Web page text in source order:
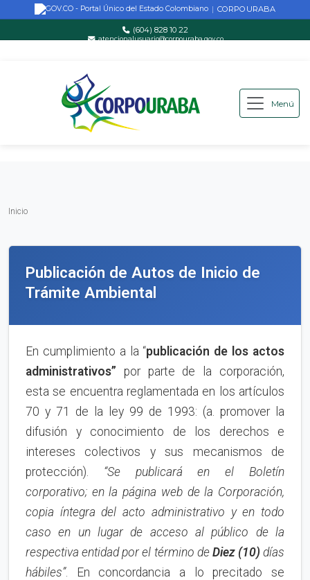
Saltar al contenido principal
| CORPOURABA
(604) 828 10 22
atencionalusuario@corpouraba.gov.co
Menú
Inicio
Publicación de Autos de Inicio de
Trámite Ambiental
En cumplimiento a la “publicación de los actos
administrativos” por parte de la corporación,
esta se encuentra reglamentada en los artículos
70 y 71 de la ley 99 de 1993: (a. promover la
difusión y conocimiento de los derechos e
intereses colectivos y sus mecanismos de
protección). “Se publicará en el Boletín
corporativo; en la página web de la Corporación,
copia íntegra del acto administrativo y en todo
caso en un lugar de acceso al público de la
respectiva entidad por el término de Diez (10) días
hábiles”. En concordancia a lo precitado se